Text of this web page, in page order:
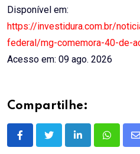
Disponível em:
https://investidura.com.br/
federal/mg-comemora-40-de-
Acesso em: 09 ago. 2026
Compartilhe:
LinkedIn